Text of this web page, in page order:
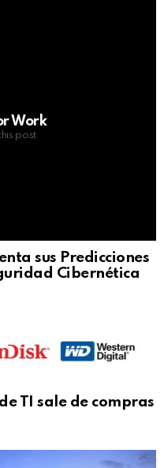
Work
post
sus Predicciones
Cibernética
TI sale de compras